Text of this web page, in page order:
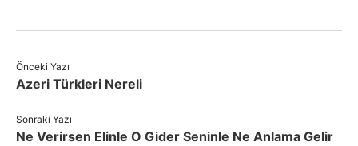
Önceki Yazı
Azeri Türkleri Nereli
Sonraki Yazı
Ne Verirsen Elinle O Gider Seninle Ne Anlama Gelir